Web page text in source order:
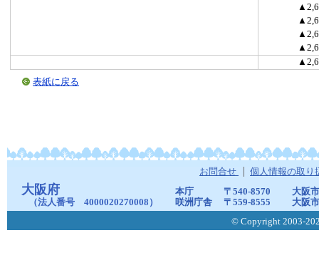
表紙に戻る
お問合せ 個人情報の取り
大阪府
（法人番号 4000020270008）
本庁 〒540-8570
大阪
咲洲庁舎
〒559-8555
大阪
© Copyright 2003-